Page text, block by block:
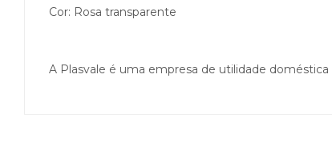
Cor: Rosa transparente
A Plasvale é uma empresa de utilidade